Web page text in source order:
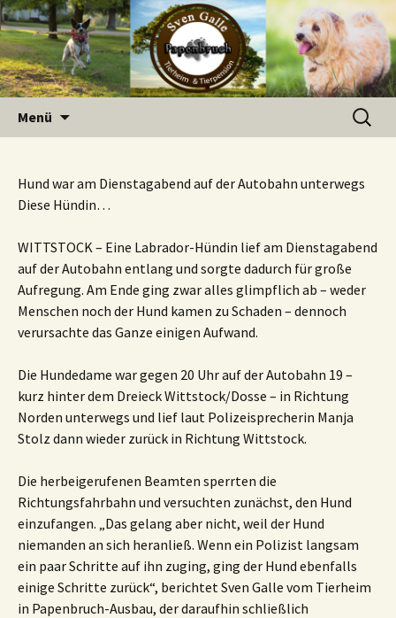
Zum
Inhalt
springen
Menü
Suchen
nach:
Hund war am Dienstagabend auf der Autobahn unterwegs
Diese Hündin…
WITTSTOCK – Eine Labrador-Hündin lief am Dienstagabend
auf der Autobahn entlang und sorgte dadurch für große
Aufregung. Am Ende ging zwar alles glimpflich ab – weder
Menschen noch der Hund kamen zu Schaden – dennoch
verursachte das Ganze einigen Aufwand.
Die Hundedame war gegen 20 Uhr auf der Autobahn 19 –
kurz hinter dem Dreieck Wittstock/Dosse – in Richtung
Norden unterwegs und lief laut Polizeisprecherin Manja
Stolz dann wieder zurück in Richtung Wittstock.
Die herbeigerufenen Beamten sperrten die
Richtungsfahrbahn und versuchten zunächst, den Hund
einzufangen. „Das gelang aber nicht, weil der Hund
niemanden an sich heranließ. Wenn ein Polizist langsam
ein paar Schritte auf ihn zuging, ging der Hund ebenfalls
einige Schritte zurück“, berichtet Sven Galle vom Tierheim
in Papenbruch-Ausbau, der daraufhin schließlich